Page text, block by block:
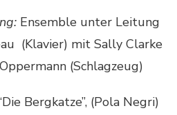
Ensemble unter Leitung
(Klavier) mit Sally Clarke
(Schlagzeug)
Bergkatze”, (Pola Negri)